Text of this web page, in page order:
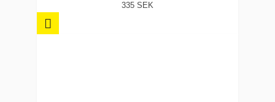
335 SEK